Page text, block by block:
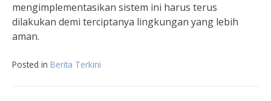
mengimplementasikan sistem ini harus terus
dilakukan demi terciptanya lingkungan yang lebih
aman.
Posted in Berita Terkini